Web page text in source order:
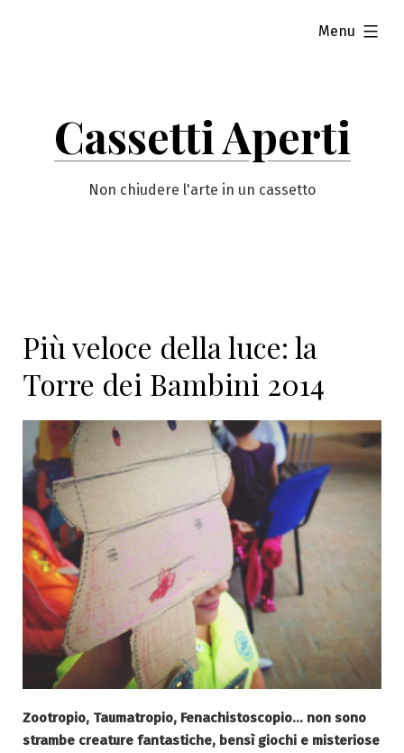
Cassetti Aperti
Non chiudere l'arte in un cassetto
Menu
esteso
Più veloce della luce: la
Torre dei Bambini 2014
Zootropio, Taumatropio, Fenachistoscopio… non sono
strambe creature fantastiche, bensì giochi e misteriose